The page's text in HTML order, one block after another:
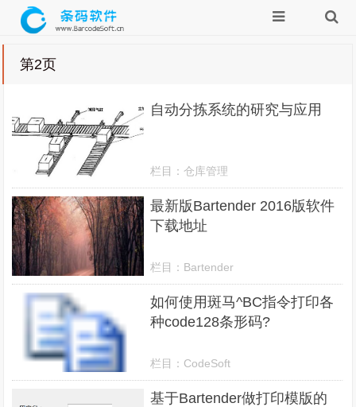
第2页
自动分拣系统的研究与应用
栏目： 仓库管理
最新版Bartender 2016版软件
下载地址
栏目： Bartender
如何使用斑马^BC指令打印各
种code128条形码?
栏目： CodeSoft
基于Bartender做打印模版的